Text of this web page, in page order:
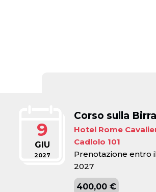
9
GIU
2027
Corso sulla Birra
Hotel Rome
Cadlolo 101
Prenotazione entro
2027
400,00 €